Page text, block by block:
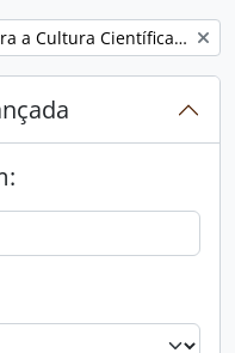
Ciência Viva - Agência Nacional para a Cultura Científica e Tecnológica (1996)